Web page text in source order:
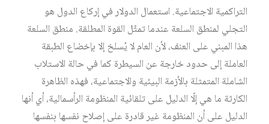
التراكمية الاجتماعية. استعمال الدولار في إركاع الدول هو
التجلي لمنطق السلعة عندما تمثّل القوة المطلقة. منطق السلعة
هذا المبني على العنف، لأن العام لا يُسلخ إلا بإخضاع الطبقة
العاملة إلى حدود خارجة عن السيطرة كما في حالة الاستلاب
الشاملة المتمثلة بالأزمة البيئية والاجتماعية، فهذه الظاهرة
الكارثة ما هي إلّا الدليل على تلقائية المنظومة الرأسمالية، أي أنها
الدليل على أن المنظومة غير قادرة على إصلاح نفسها بنفسها